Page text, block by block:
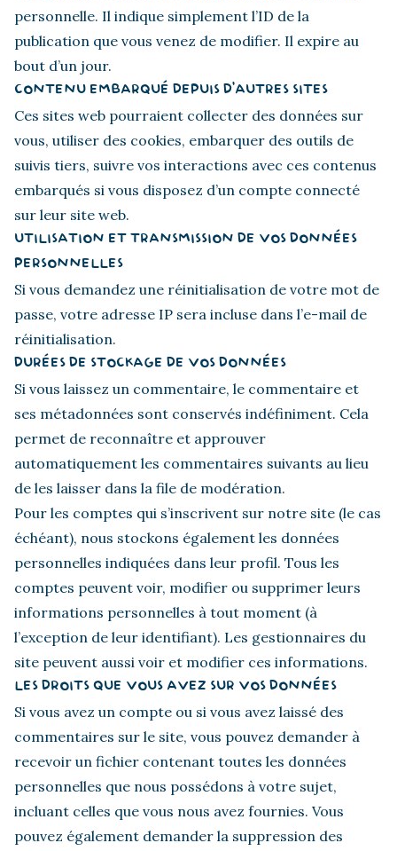
personnelle. Il indique simplement l’ID de la
publication que vous venez de modifier. Il expire au
bout d’un jour.
CONTENU EMBARQUÉ DEPUIS D’AUTRES SITES
Ces sites web pourraient collecter des données sur
vous, utiliser des cookies, embarquer des outils de
suivis tiers, suivre vos interactions avec ces contenus
embarqués si vous disposez d’un compte connecté
sur leur site web.
UTILISATION ET TRANSMISSION DE VOS DONNÉES
PERSONNELLES
Si vous demandez une réinitialisation de votre mot de
passe, votre adresse IP sera incluse dans l’e-mail de
réinitialisation.
DURÉES DE STOCKAGE DE VOS DONNÉES
Si vous laissez un commentaire, le commentaire et
ses métadonnées sont conservés indéfiniment. Cela
permet de reconnaître et approuver
automatiquement les commentaires suivants au lieu
de les laisser dans la file de modération.
Pour les comptes qui s’inscrivent sur notre site (le cas
échéant), nous stockons également les données
personnelles indiquées dans leur profil. Tous les
comptes peuvent voir, modifier ou supprimer leurs
informations personnelles à tout moment (à
l’exception de leur identifiant). Les gestionnaires du
site peuvent aussi voir et modifier ces informations.
LES DROITS QUE VOUS AVEZ SUR VOS DONNÉES
Si vous avez un compte ou si vous avez laissé des
commentaires sur le site, vous pouvez demander à
recevoir un fichier contenant toutes les données
personnelles que nous possédons à votre sujet,
incluant celles que vous nous avez fournies. Vous
pouvez également demander la suppression des